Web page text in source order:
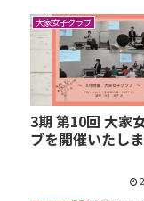
大家女子クラブ
3期 第10回 大家
ブを開催いたし